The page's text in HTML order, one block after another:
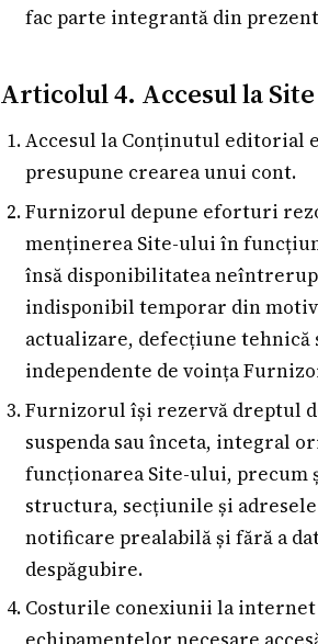
fac parte integrantă din
Articolul 4. Accesul la Site
Accesul la Conținutul editorial
presupune crearea unui cont.
Furnizorul depune eforturi
menținerea Site-ului în
însă disponibilitatea
indisponibil temporar din
actualizare, defecțiune tehnică
independente de voința
Furnizorul își rezervă dreptul
suspenda sau înceta, integral
funcționarea Site-ului, precum
structura, secțiunile și
notificare prealabilă și fără a
despăgubire.
Costurile conexiunii la internet